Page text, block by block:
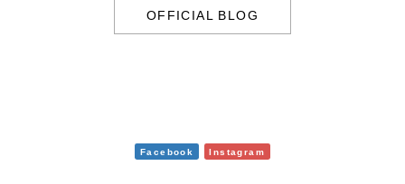
OFFICIAL BLOG
Facebook Instagram